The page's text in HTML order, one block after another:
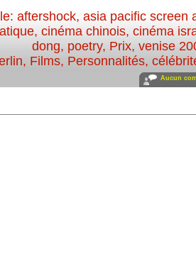
aftershock, asia pacific screen
, cinéma chinois, cinéma
dong, poetry, Prix, venise
, Films, Personnalités,
Aucun